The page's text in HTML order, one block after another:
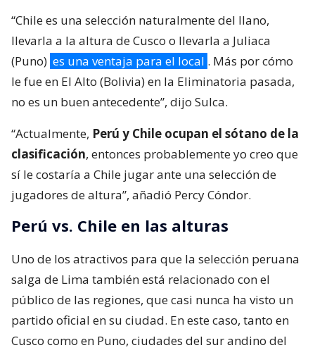
“Chile es una selección naturalmente del llano,
llevarla a la altura de Cusco o llevarla a Juliaca
(Puno) es una ventaja para el local . Más por cómo
le fue en El Alto (Bolivia) en la Eliminatoria pasada,
no es un buen antecedente”, dijo Sulca.
“Actualmente, Perú y Chile ocupan el sótano de la
clasificación, entonces probablemente yo creo que
sí le costaría a Chile jugar ante una selección de
jugadores de altura”, añadió Percy Cóndor.
Perú vs. Chile en las alturas
Uno de los atractivos para que la selección peruana
salga de Lima también está relacionado con el
público de las regiones, que casi nunca ha visto un
partido oficial en su ciudad. En este caso, tanto en
Cusco como en Puno, ciudades del sur andino del